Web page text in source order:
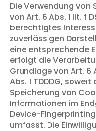
Die Verwendung
von Art. 6 Abs. 1 lit. f
berechtigtes
zuverlässigen
eine entsprechende
erfolgt die
Grundlage von Art. 6
Abs. 1 TDDDG,
Speicherung von
Informationen im
Device-
umfasst. Die